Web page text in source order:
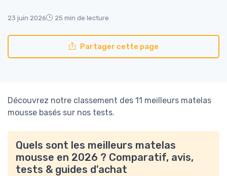
23 juin 2026 25 min de lecture
Partager cette page
Découvrez notre classement des 11 meilleurs matelas
mousse basés sur nos tests.
Quels sont les meilleurs matelas
mousse en 2026 ? Comparatif, avis,
tests & guides d'achat